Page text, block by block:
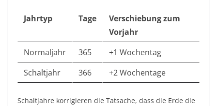
Jahrtyp Tage
Verschiebung zum
Vorjahr
Normaljahr
365
+1 Wochentag
Schaltjahr
366 +2 Wochentage
Schaltjahre korrigieren die Tatsache, dass die Erde die